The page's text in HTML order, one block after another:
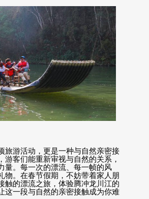
旅游活动，更是一种与自然亲密接
游客们能重新审视与自然的关系，
量。每一次的漂流、每一帧的风
物。在春节假期，不妨带着家人朋
触的漂流之旅，体验腾冲龙川江的
这一段与自然的亲密接触成为你难